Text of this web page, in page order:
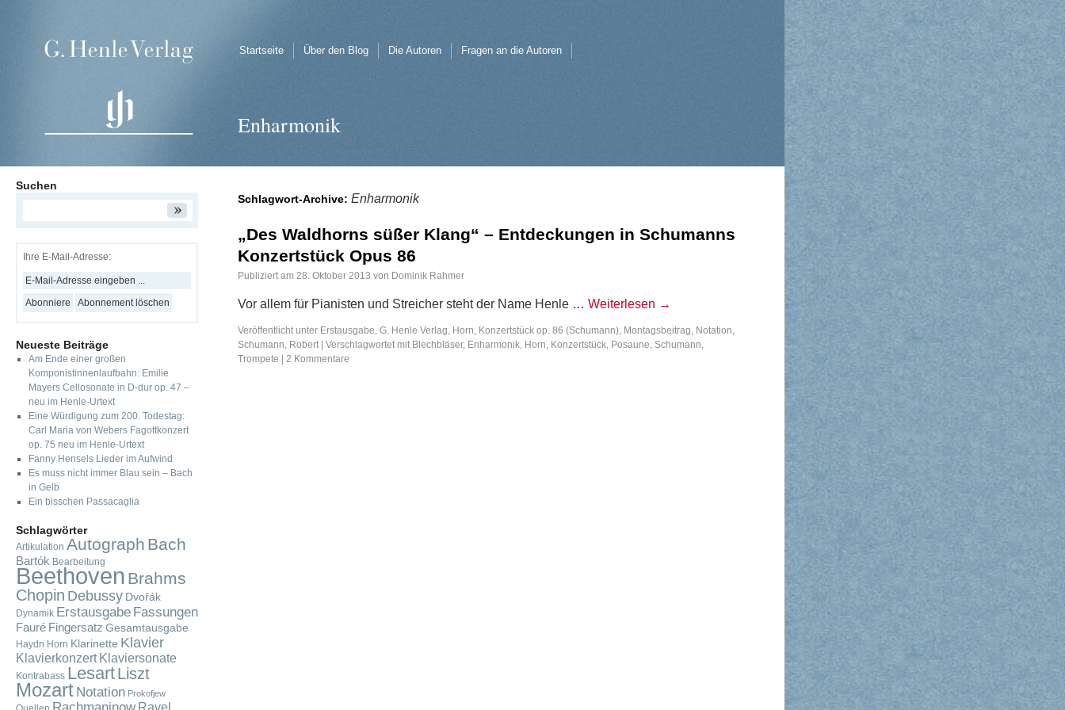
Startseite Über den Blog Die Autoren Fragen an die Autoren
Enharmonik
Schlagwort-Archive: Enharmonik
„Des Waldhorns süßer Klang“ – Entdeckungen in Schumanns
Konzertstück Opus 86
Publiziert am 28. Oktober 2013 von Dominik Rahmer
Vor allem für Pianisten und Streicher steht der Name Henle … Weiterlesen →
Veröffentlicht unter Erstausgabe, G. Henle Verlag, Horn, Konzertstück op. 86 (Schumann), Montagsbeitrag, Notation,
Schumann, Robert
Verschlagwortet mit Blechbläser, Enharmonik, Horn, Konzertstück, Posaune, Schumann,
Trompete
2 Kommentare
Suchen
Ihre E-Mail-Adresse:
Neueste Beiträge
Am Ende einer großen
Komponistinnenlaufbahn: Emilie
Mayers Cellosonate in D-dur op. 47 –
neu im Henle-Urtext
Eine Würdigung zum 200. Todestag:
Carl Maria von Webers Fagottkonzert
op. 75 neu im Henle-Urtext
Fanny Hensels Lieder im Aufwind
Es muss nicht immer Blau sein – Bach
in Gelb
Ein bisschen Passacaglia
Schlagwörter
Artikulation Autograph Bach
Bartók Bearbeitung
Beethoven Brahms
Chopin Debussy Dvořák
Dynamik Erstausgabe Fassungen
Fauré Fingersatz Gesamtausgabe
Haydn Horn Klarinette Klavier
Klavierkonzert Klaviersonate
Kontrabass LesartLiszt
Mozart Notation Prokofjew
Ravel